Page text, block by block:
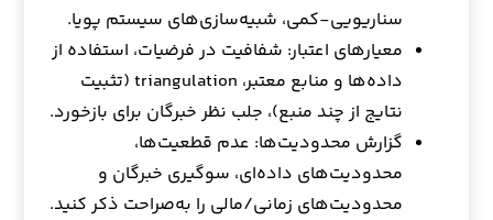
سناریویی-کمی، شبیه‌سازی‌های سیستم پویا.
معیارهای اعتبار: شفافیت در فرضیات، استفاده از
داده‌ها و منابع معتبر، triangulation (تثبیت
نتایج از چند منبع)، جلب نظر خبرگان برای بازخورد.
گزارش محدودیت‌ها: عدم قطعیت‌ها،
محدودیت‌های داده‌ای، سوگیری خبرگان و
محدودیت‌های زمانی/مالی را به‌صراحت ذکر کنید.